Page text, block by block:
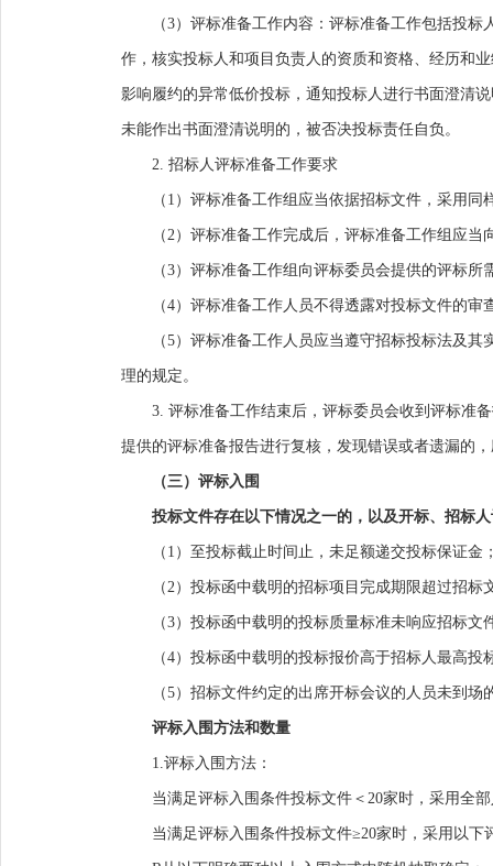
（3） 评标准备工作内容 ： 评标准备工作包括投标
作，核实投标人和项目负责人的资质和资格、经历和
影响履约的异常低价投标，通知投标人进行书面澄清
未能作出书面澄清说明的，被否决投标责任自负。
2. 招标人评标准备工作要求
（ 1 ） 评标准备工作组应当依据招标文件，采用同
（2） 评标准备工作完成后，评标准备工作组应当
（3） 评标准备工作组向评标委员会提供的评标所
（4） 评标准备工作人员不得透露对投标文件的审
（5） 评标准备工作人员应当遵守招标投标法及其
理的规定。
3. 评标准备工作结束后，评标委员会收到评标准
提供的评标准备报告进行复核，发现错误或者遗漏的
（三）评标入围
投标文件存在以下情况之一的，以及开标、招标
（ 1）至投标截止时间止，未足额递交投标保证金
（2）投标函中载明的招标项目完成期限超过招标
（3）投标函中载明的投标质量标准未响应招标文
（4）投标函中载明的投标报价高于招标人最高投
（5）招标文件约定的出席开标会议的人员未到场
评标入围方法和数量
1.评标入围方法：
当满足评标入围条件投标文件 ＜ 20家时，采用全
当满足评标入围条件投标文件≥20家时，采用以下